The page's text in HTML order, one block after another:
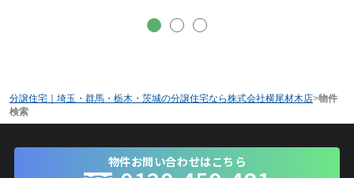
分譲住宅｜埼玉・群馬・栃木・茨城の分譲住宅なら株式会社横尾材木店>物件
検索
物件お問い合わせはこちら